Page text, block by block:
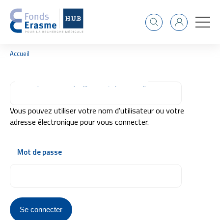
RechercheIdentifiant
F
r
i
Accueil
Connexion par nom d'utilisateur/adresse mail
Vous pouvez utiliser votre nom d'utilisateur ou votre
adresse électronique pour vous connecter.
Mot de passe